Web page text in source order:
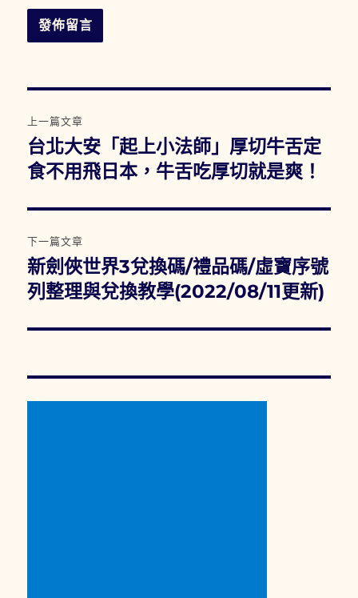
章
導
覽
上一篇文章
上
一
文
章:
台北大安「起上小法師」厚切牛舌定
食不用飛日本，牛舌吃厚切就是爽！
下一篇文章
下
一
文
新劍俠世界3兌換碼/禮品碼/虛寶序號
列整理與兌換教學(2022/08/11更新)